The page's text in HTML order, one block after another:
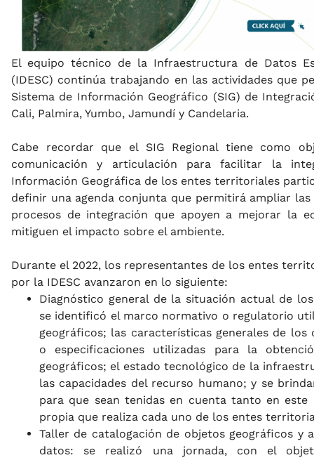
El equipo técnico de la Infraestructura de Datos
(IDESC) continúa trabajando en las actividades que
Sistema de Información Geográfico (SIG) de
Cali, Palmira, Yumbo, Jamundí y Candelaria.
Cabe recordar que el SIG Regional tiene como
comunicación y articulación para facilitar la
Información Geográfica de los entes territoriales
definir una agenda conjunta que permitirá ampliar las
procesos de integración que apoyen a mejorar la
mitiguen el impacto sobre el ambiente.
Durante el 2022, los representantes de los entes
por la IDESC avanzaron en lo siguiente:
Diagnóstico general de la situación actual de
se identificó el marco normativo o regulatorio
geográficos; las características generales de
o especificaciones utilizadas para la
geográficos; el estado tecnológico de la
las capacidades del recurso humano; y se
para que sean tenidas en cuenta tanto en
propia que realiza cada uno de los entes
Taller de catalogación de objetos geográficos y
datos: se realizó una jornada, con el